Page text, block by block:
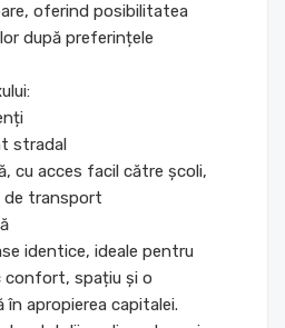
oferind posibilitatea
după preferințele
stradal
cu acces facil către școli,
de transport
identice, ideale pentru
confort, spațiu și o
apropierea capitalei.